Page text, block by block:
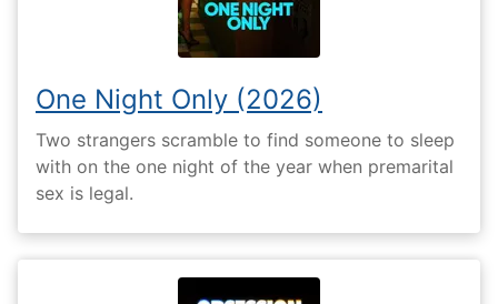
One Night Only (2026)
Two strangers scramble to find someone to sleep
with on the one night of the year when premarital
sex is legal.